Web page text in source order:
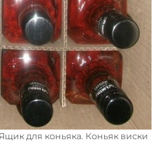
для коньяка. Коньяк виски